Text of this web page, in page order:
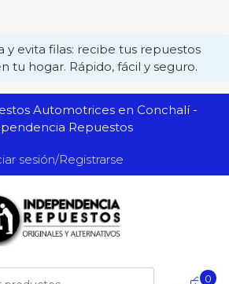
y evita filas: recibe tus repuestos
tu hogar. Rápido, fácil y seguro.
Automotrices en Conchalí -
Repuestos
sesión/Registrarse
0